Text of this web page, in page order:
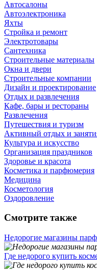
Автосалоны
Автоэлектроника
Яхты
Стройка и ремонт
Электротовары
Сантехника
Строительные материалы
Окна и двери
Строительные компании
Дизайн и проектирование
Отдых и развлечения
Кафе, бары и рестораны
Развлечения
Путешествия и туризм
Активный отдых и
Культура и искусство
Организация праздников
Здоровье и красота
Косметика и парфюмерия
Медицина
Косметология
Оздоровление
Смотрите также
Недорогие магазины
Где недорого купить